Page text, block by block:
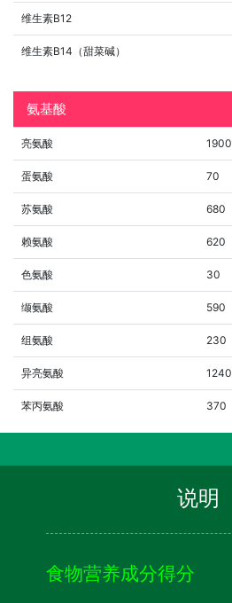
维生素B12
维生素B14（甜菜碱）
氨基酸
亮氨酸 1900
蛋氨酸 70
苏氨酸 680
赖氨酸 620
色氨酸 30
缬氨酸 590
组氨酸 230
异亮氨酸 1240
苯丙氨酸 370
说明
食物营养成分得分